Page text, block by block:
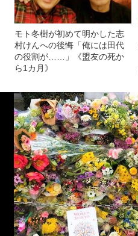
モト冬樹が初めて明かした志
村けんへの後悔「俺には田代
の役割が……」《盟友の死か
ら1カ月》